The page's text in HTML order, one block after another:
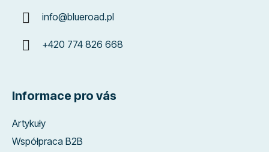
info@blueroad.pl
+420 774 826 668
Informace pro vás
Artykuły
Współpraca B2B